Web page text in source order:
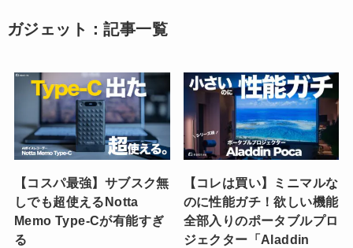
ガジェット：記事一覧
【コスパ最強】サブスク無
しでも超使えるNotta
Memo Type-Cが有能すぎ
る
【コレは買い】ミニマルな
のに性能ガチ！欲しい機能
全部入りのポータブルプロ
ジェクター「Aladdin